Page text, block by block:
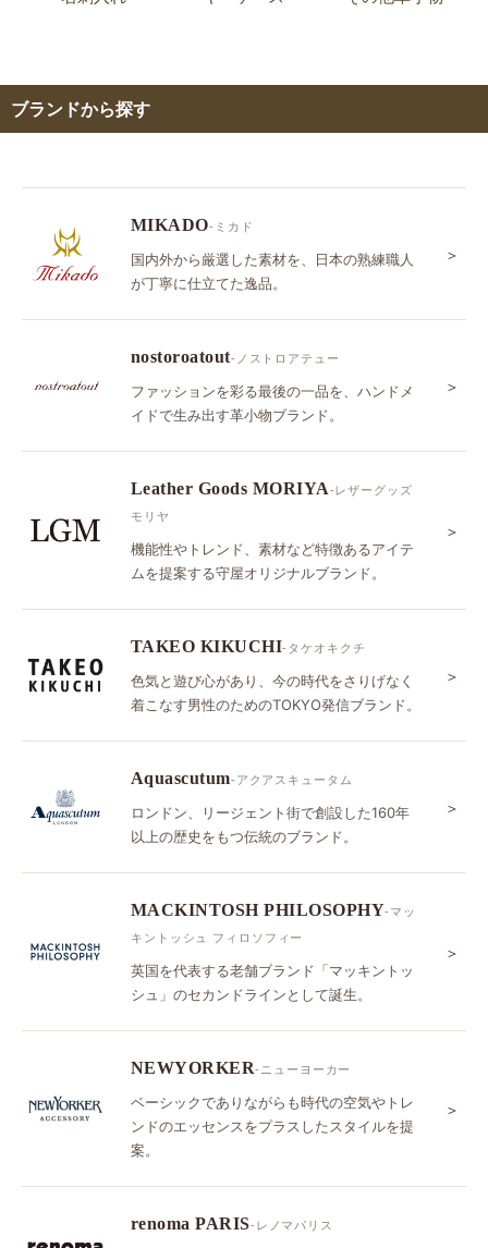
ブランドから探す
MIKADO-ミカド
国内外から厳選した素材を、日本の熟練職人
が丁寧に仕立てた逸品。
＞
nostoroatout-ノストロアテュー
ファッションを彩る最後の一品を、ハンドメ
イドで生み出す革小物ブランド。
＞
Leather Goods MORIYA-レザーグッズ
モリヤ
機能性やトレンド、素材など特徴あるアイテ
ムを提案する守屋オリジナルブランド。
＞
TAKEO KIKUCHI-タケオキクチ
色気と遊び心があり、今の時代をさりげなく
着こなす男性のためのTOKYO発信ブランド。
＞
Aquascutum-アクアスキュータム
ロンドン、リージェント街で創設した160年
以上の歴史をもつ伝統のブランド。
＞
MACKINTOSH PHILOSOPHY-マッ
キントッシュ フィロソフィー
英国を代表する老舗ブランド「マッキントッ
シュ」のセカンドラインとして誕生。
＞
NEWYORKER-ニューヨーカー
ベーシックでありながらも時代の空気やトレ
ンドのエッセンスをプラスしたスタイルを提
案。
＞
renoma PARIS-レノマパリス